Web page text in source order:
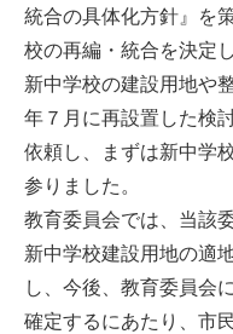
統合の具体化方針』を
校の再編・統合を決定
新中学校の建設用地や
年７月に再設置した検
依頼し、まずは新中学
参りました。
教育委員会では、当該
新中学校建設用地の適
し、今後、教育委員会
確定するにあたり、市